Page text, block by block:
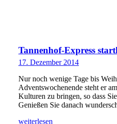
Tannenhof-Express
17. Dezember 2014
Nur noch wenige Tage bis
Adventswochenende steht er
Kulturen zu bringen, so dass
Genießen Sie danach
weiterlesen